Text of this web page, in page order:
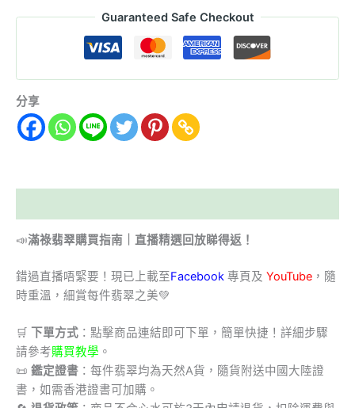
Guaranteed Safe Checkout
分享
📣滿祿翡翠購買指南｜直播精選回放睇得返！
錯過直播唔緊要！現已上載至Facebook 專頁及 YouTube ，隨
時重溫，細賞每件翡翠之美💚
🛒 下單方式 ：點擊商品連結即可下單，簡單快捷！詳細步驟
請參考購買教學 。
📜 鑑定證書 ：每件翡翠均為天然A貨，隨貨附送中國大陸證
書，如需香港證書可加購。